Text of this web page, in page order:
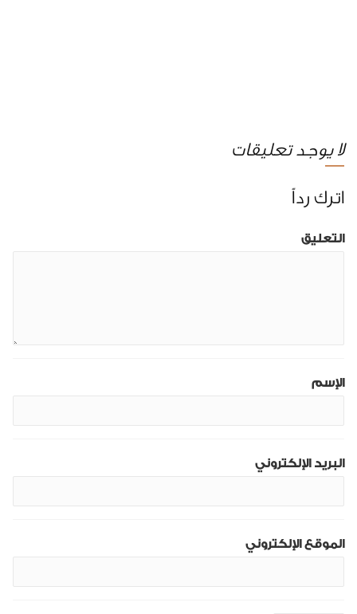
لا يوجد تعليقات
اترك رداً
التعليق
الإسم
البريد الإلكتروني
الموقع الإلكتروني